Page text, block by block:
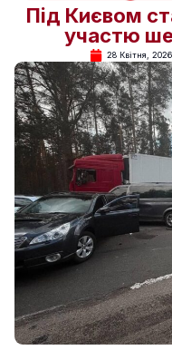
Під Києвом
участю
28 Квітня, 2026